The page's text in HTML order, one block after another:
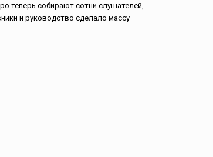
теперь собирают сотни слушателей,
и руководство сделало массу